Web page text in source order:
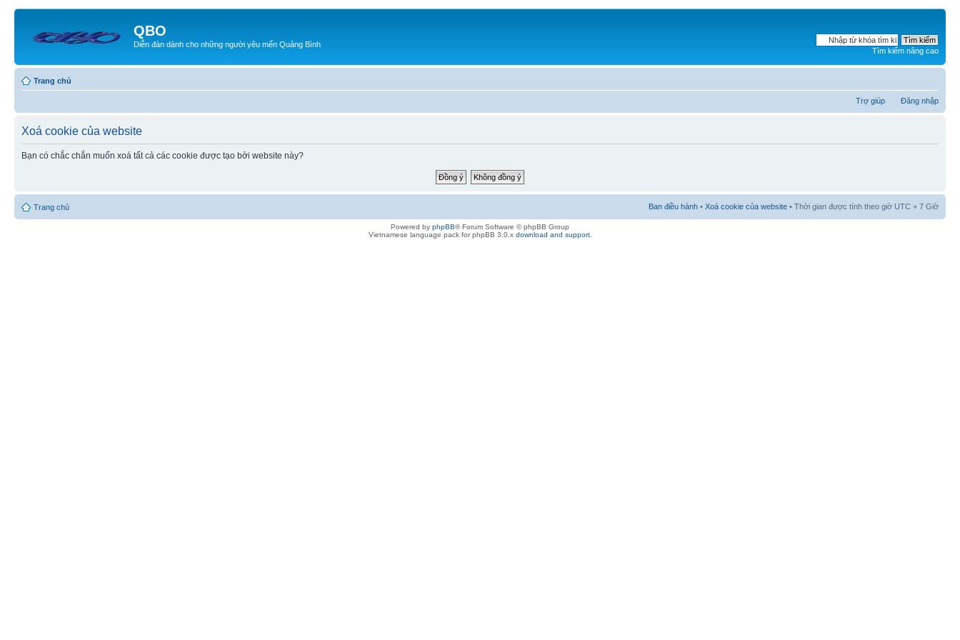
QBO
Diễn đàn dành cho những người yêu mến Quảng Bình
Tìm kiếm nâng cao
Trang chủ
Trợ giúp Đăng nhập
Xoá cookie của website
Bạn có chắc chắn muốn xoá tất cả các cookie được tạo bởi website này?
Trang chủ Ban điều hành • Xoá cookie của website • Thời gian được tính theo giờ UTC + 7 Giờ
Powered by phpBB® Forum Software © phpBB Group
Vietnamese language pack for phpBB 3.0.x download and support.